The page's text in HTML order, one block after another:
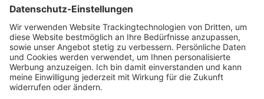
Kontakt
Sie erreichen uns unter:
(08233) 38 11 23
service@forum-verlag.com
Mo-Do 07:30 - 17:00 Uhr
Fr 07:30 - 15:00 Uhr
FORUM Fachliteratur
AKADEMIE HERKERT
Unsere Marken